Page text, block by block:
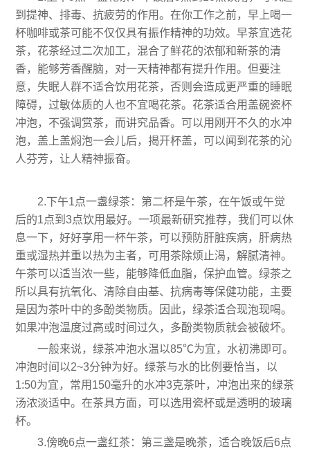
到提神、排毒、抗疲劳的作用。在你工作之前，早上喝一
杯咖啡或茶可能不仅仅具有振作精神的功效。早茶宜选花
茶，花茶经过二次加工，混合了鲜花的浓郁和新茶的清
香，能够芳香醒脑，对一天精神都有提升作用。但要注
意，失眠人群不适合饮用花茶，否则会造成更严重的睡眠
障碍，过敏体质的人也不宜喝花茶。花茶适合用盖碗瓷杯
冲泡，不强调赏茶，而讲究品香。可以用刚开不久的水冲
泡，盖上盖焖泡一会儿后，揭开杯盖，可以闻到花茶的沁
人芬芳，让人精神振奋。
2.下午1点一盏绿茶：第二杯是午茶，在午饭或午觉
后的1点到3点饮用最好。一项最新研究推荐，我们可以休
息一下，好好享用一杯午茶，可以预防肝脏疾病，肝病热
重或湿热并重以热为主者，可用茶除烦止渴，解腻清神。
午茶可以适当浓一些，能够降低血脂，保护血管。绿茶之
所以具有抗氧化、清除自由基、抗病毒等保健功能，主要
是因为茶叶中的多酚类物质。因此，绿茶适合现泡现喝。
如果冲泡温度过高或时间过久，多酚类物质就会被破坏。
一般来说，绿茶冲泡水温以85℃为宜，水初沸即可。
冲泡时间以2~3分钟为好。绿茶与水的比例要恰当，以
1:50为宜，常用150毫升的水冲3克茶叶，冲泡出来的绿茶
汤浓淡适中。在茶具方面，可以选用瓷杯或是透明的玻璃
杯。
3.傍晚6点一盏红茶：第三盏是晚茶，适合晚饭后6点